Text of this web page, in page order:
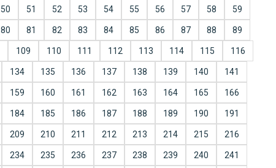
50 51 52 53 54 55 56 57 58 59
80 81 82 83 84 85 86 87 88 89
109 110 111 112 113 114 115 116
134 135 136 137 138 139 140 141
159 160 161 162 163 164 165 166
184 185 186 187 188 189 190 191
209 210 211 212 213 214 215 216
234 235 236 237 238 239 240 241